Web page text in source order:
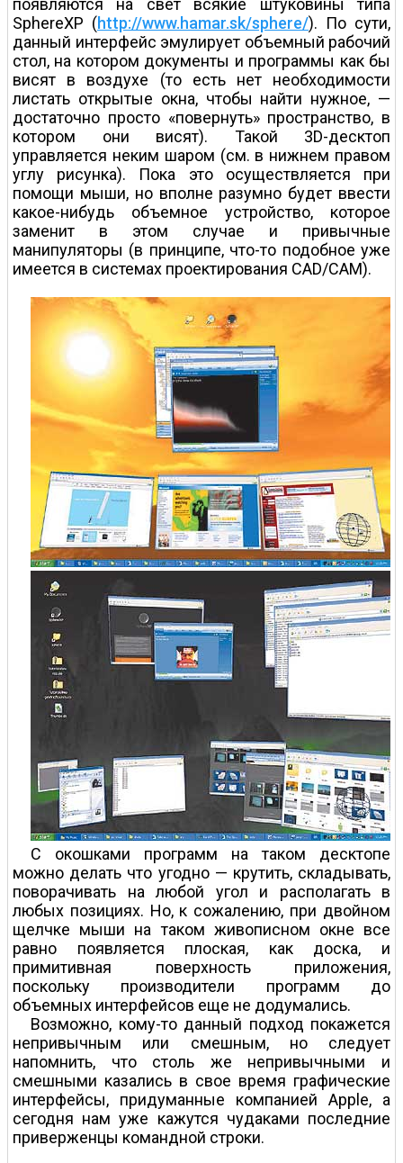
появляются на свет всякие штуковины типа
SphereXP (http://www.hamar.sk/sphere/). По сути,
данный интерфейс эмулирует объемный рабочий
стол, на котором документы и программы как бы
висят в воздухе (то есть нет необходимости
листать открытые окна, чтобы найти нужное, —
достаточно просто «повернуть» пространство, в
котором они висят). Такой 3D-десктоп
управляется неким шаром (см. в нижнем правом
углу рисунка). Пока это осуществляется при
помощи мыши, но вполне разумно будет ввести
какое-нибудь объемное устройство, которое
заменит в этом случае и привычные
манипуляторы (в принципе, что-то подобное уже
имеется в системах проектирования CAD/CAM).
С окошками программ на таком десктопе
можно делать что угодно — крутить, складывать,
поворачивать на любой угол и располагать в
любых позициях. Но, к сожалению, при двойном
щелчке мыши на таком живописном окне все
равно появляется плоская, как доска, и
примитивная поверхность приложения,
поскольку производители программ до
объемных интерфейсов еще не додумались.
Возможно, кому-то данный подход покажется
непривычным или смешным, но следует
напомнить, что столь же непривычными и
смешными казались в свое время графические
интерфейсы, придуманные компанией Apple, а
сегодня нам уже кажутся чудаками последние
приверженцы командной строки.